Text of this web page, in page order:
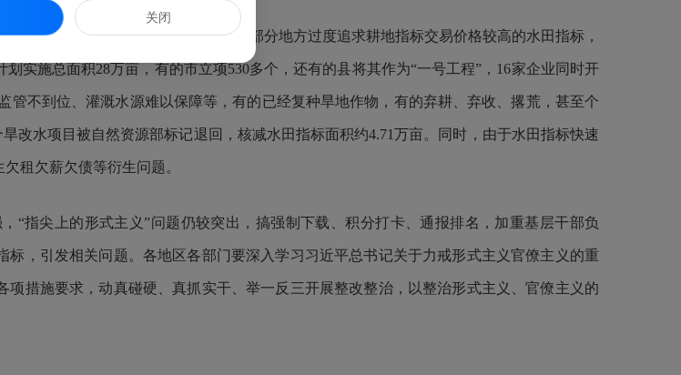
、乱铺摊子留隐患。近年来，广西部分地方过度追求耕地指标交易价格较高的水田指标，
实施总面积28万亩，有的市立项530多个，还有的县将其作为“一号工程”，16家企业同时开
不到位、灌溉水源难以保障等，有的已经复种旱地作物，有的弃耕、弃收、撂荒，甚至个
改水项目被自然资源部标记退回，核减水田指标面积约4.71万亩。同时，由于水田指标快速
租欠薪欠债等衍生问题。
尖上的形式主义”问题仍较突出，搞强制下载、积分打卡、通报排名，加重基层干部负
，引发相关问题。各地区各部门要深入学习习近平总书记关于力戒形式主义官僚主义的重
措施要求，动真碰硬、真抓实干、举一反三开展整改整治，以整治形式主义、官僚主义的
关闭